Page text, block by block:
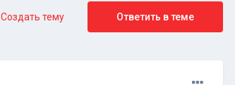
Ответить в теме
Создать тему